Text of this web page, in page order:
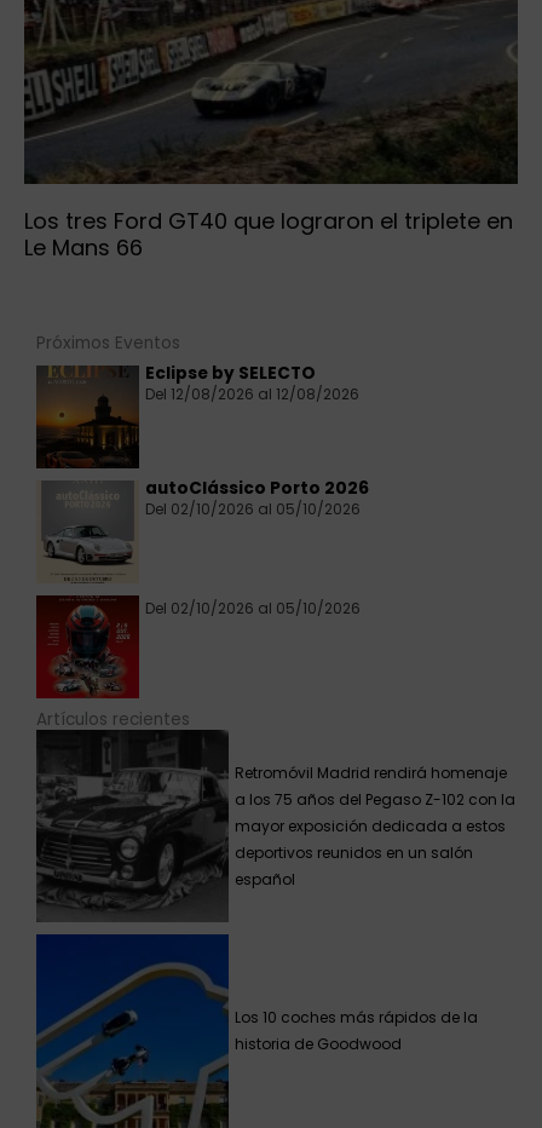
Los tres Ford GT40 que lograron el triplete en
Le Mans 66
Próximos Eventos
Eclipse by SELECTO
Del 12/08/2026 al 12/08/2026
autoClássico Porto 2026
Del 02/10/2026 al 05/10/2026
Del 02/10/2026 al 05/10/2026
Artículos recientes
Retromóvil Madrid rendirá homenaje
a los 75 años del Pegaso Z-102 con la
mayor exposición dedicada a estos
deportivos reunidos en un salón
español
Los 10 coches más rápidos de la
historia de Goodwood